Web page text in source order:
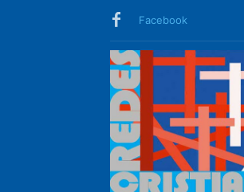
Facebook